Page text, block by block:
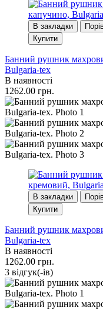
В закладки
Купити
Банний рушник
Bulgaria-tex
В наявності
1262.00 грн.
В закладки
Купити
Банний рушник
Bulgaria-tex
В наявності
1262.00 грн.
3 вiдгук(-iв)